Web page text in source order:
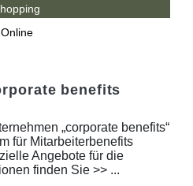
Online
benefits
„corporate benefits“
für Mitarbeiterbenefits
Angebote für die
finden Sie >> ...